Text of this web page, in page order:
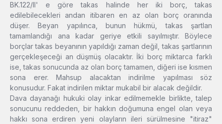
BK.122/II' e göre takas halinde her iki borç, takas
edilebilecekleri andan itibaren en az olan borç oranında
düşer. Beyan yapılınca, bunun hükmü, takas şartlan
tamamlandığı ana kadar geriye etkili sayılmıştır. Böylece
borçlar takas beyanının yapıldığı zaman değil, takas şartlarının
gerçekleşeceği an düşmüş olacaktır. İki borç miktarca farklı
ise, takas sonucunda az olan borç tamamen, diğeri ise kısmen
sona erer. Mahsup alacaktan indirilme yapılması söz
konusudur. Fakat indirilen miktar mukabil bir alacak değildir.
Dava dayanağı hukuki olay inkar edilmemekle birlikte, talep
sonucunu reddeden, bir hakkın doğumuna engel olan veya
hakkı sona erdiren yeni olayların ileri sürülmesine "itiraz"